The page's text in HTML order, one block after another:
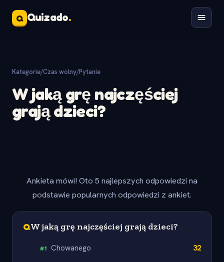
Q Quizado.
Kategorie/Czas wolny/Pytanie
W jaką grę najczęściej
grają dzieci?
Ankieta mówi! Oto 5 najlepszych odpowiedzi na
podstawie popularnych odpowiedzi z ankiet.
QW jaką grę najczęściej grają dzieci?
#1 Chowanego 32